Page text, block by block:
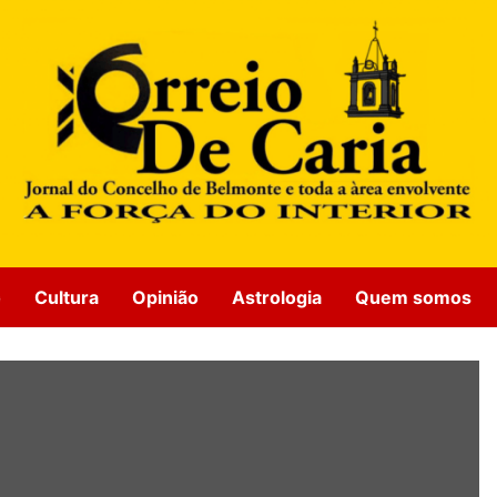
Cultura Opinião Astrologia Quem somos